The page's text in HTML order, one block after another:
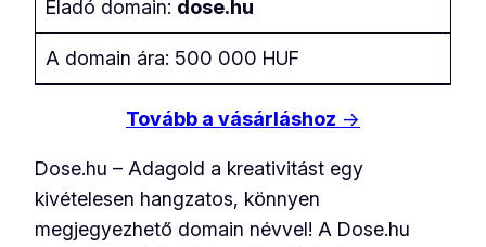
Eladó domain: dose.hu
A domain ára: 500 000 HUF
Tovább a vásárláshoz →
Dose.hu – Adagold a kreativitást egy
kivételesen hangzatos, könnyen
megjegyezhető domain névvel! A Dose.hu